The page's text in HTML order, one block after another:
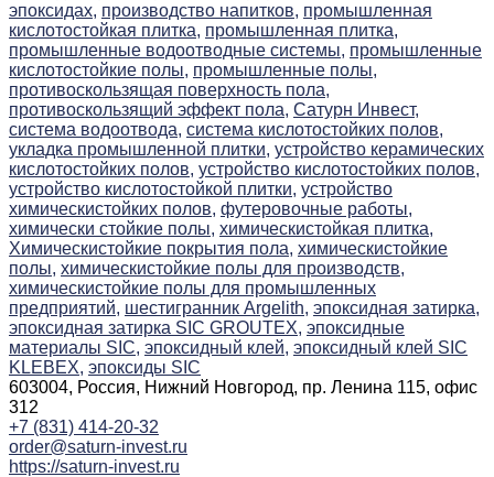
эпоксидах, производство напитков, промышленная
кислотостойкая плитка, промышленная плитка,
промышленные водоотводные системы, промышленные
кислотостойкие полы, промышленные полы,
противоскользящая поверхность пола,
противоскользящий эффект пола, Сатурн Инвест,
система водоотвода, система кислотостойких полов,
укладка промышленной плитки, устройство керамических
кислотостойких полов, устройство кислотостойких полов,
устройство кислотостойкой плитки, устройство
химическистойких полов, футеровочные работы,
химически стойкие полы, химическистойкая плитка,
Химическистойкие покрытия пола, химическистойкие
полы, химическистойкие полы для производств,
химическистойкие полы для промышленных
предприятий, шестигранник Argelith, эпоксидная затирка,
эпоксидная затирка SIC GROUTEX, эпоксидные
материалы SIC, эпоксидный клей, эпоксидный клей SIC
KLEBEX, эпоксиды SIC
603004, Россия, Нижний Новгород, пр. Ленина 115, офис
312
+7 (831) 414-20-32
order@saturn-invest.ru
https://saturn-invest.ru